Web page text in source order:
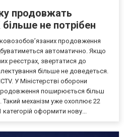
продовжать
не потрібен
продовження
автоматично. Якщо
реєстрах, звертатися до
більше не доведеться.
У Міністерстві оборони
поширюється більш
Такий механізм уже охоплює 22
категорій оформити нову...